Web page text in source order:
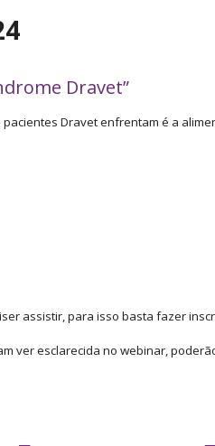
Dravet”
Dravet enfrentam é a
assistir, para isso basta fazer
ver esclarecida no webinar,